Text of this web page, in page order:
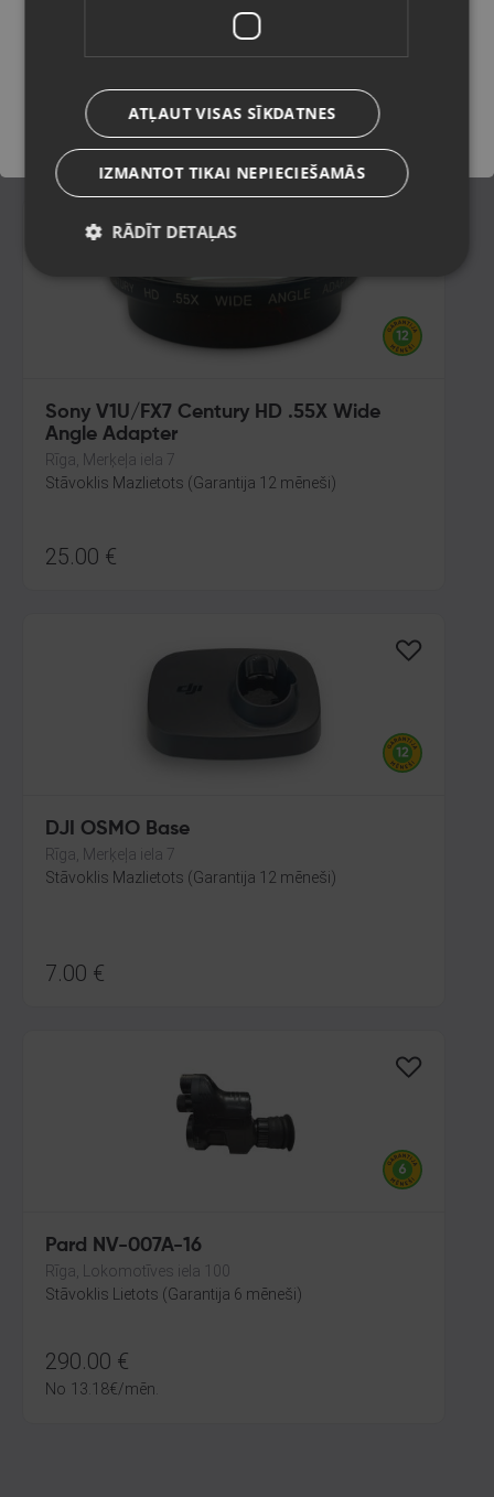
Stāvoklis Mazlietots (Garantija 12 mēneši)
22.00€
Sony V1U/FX7 Century HD .55X Wide
Angle Adapter
Rīga, Merķeļa iela 7
Stāvoklis Mazlietots (Garantija 12 mēneši)
25.00 €
DJI OSMO Base
Rīga, Merķeļa iela 7
Stāvoklis Mazlietots (Garantija 12 mēneši)
7.00 €
Pard NV-007A-16
Rīga, Lokomotīves iela 100
Stāvoklis Lietots (Garantija 6 mēneši)
290.00 €
No 13.18€/mēn.
Saglabāt
ATĻAUT VISAS SĪKDATNES
IZMANTOT TIKAI NEPIECIEŠAMĀS
RĀDĪT DETAĻAS